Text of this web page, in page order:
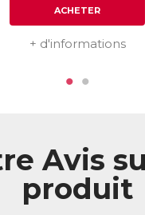
ACHETER
+ d'informations
Avis
produit